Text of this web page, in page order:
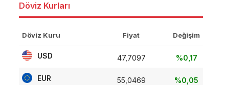
Döviz Kurları
Döviz Kuru Fiyat Değişim
USD 47,7097 %0,17
EUR 55,0469 %0,05